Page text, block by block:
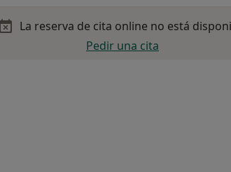
La reserva de cita online no está
Pedir una cita